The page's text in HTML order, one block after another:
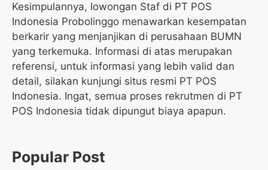
Kesimpulannya, lowongan Staf di PT POS
Indonesia Probolinggo menawarkan kesempatan
berkarir yang menjanjikan di perusahaan BUMN
yang terkemuka. Informasi di atas merupakan
referensi, untuk informasi yang lebih valid dan
detail, silakan kunjungi situs resmi PT POS
Indonesia. Ingat, semua proses rekrutmen di PT
POS Indonesia tidak dipungut biaya apapun.
Popular Post